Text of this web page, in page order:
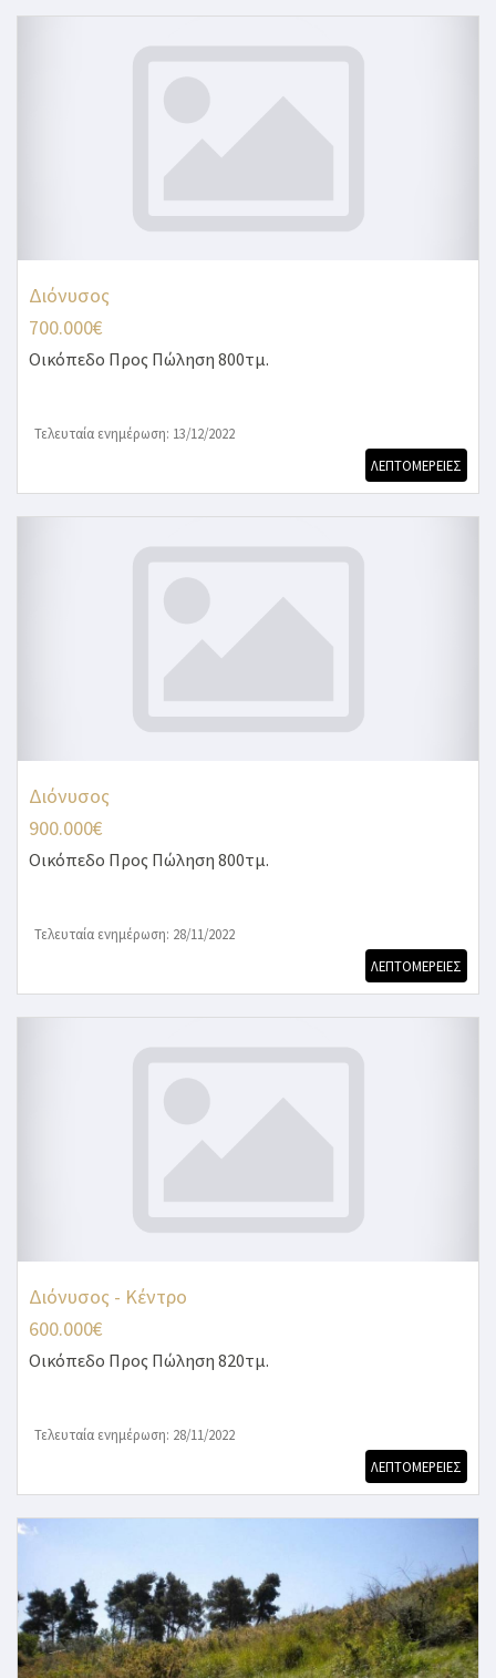
Διόνυσος
700.000€
Οικόπεδο Προς Πώληση 800τμ.
Τελευταία ενημέρωση: 13/12/2022
ΛΕΠΤΟΜΕΡΕΙΕΣ
Διόνυσος
900.000€
Οικόπεδο Προς Πώληση 800τμ.
Τελευταία ενημέρωση: 28/11/2022
ΛΕΠΤΟΜΕΡΕΙΕΣ
Διόνυσος - Κέντρο
600.000€
Οικόπεδο Προς Πώληση 820τμ.
Τελευταία ενημέρωση: 28/11/2022
ΛΕΠΤΟΜΕΡΕΙΕΣ